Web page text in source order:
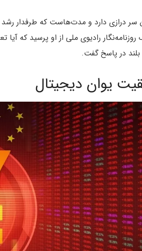
سر درازی دارد و مدت‌هاست که طرفدار
رادیوی ملی از او پرسید که آیا
در پاسخ گفت.
یوان دیجیتال